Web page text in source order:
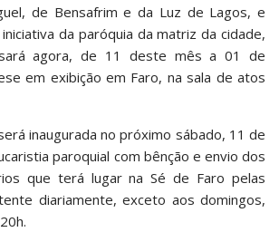
de Bensafrim e da Luz de Lagos, e
da paróquia da matriz da cidade,
agora, de 11 deste mês a 01 de
em exibição em Faro, na sala de atos
inaugurada no próximo sábado, 11 de
paroquial com bênção e envio dos
que terá lugar na Sé de Faro pelas
diariamente, exceto aos domingos,